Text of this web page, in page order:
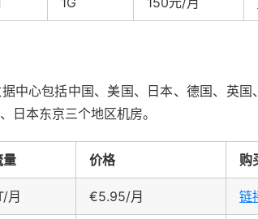
中心包括中国、美国、日本、德国、英国
日本东京三个地区机房。
量 价格 购
月 €5.95/月 链